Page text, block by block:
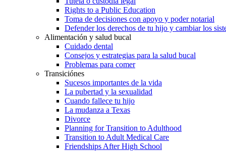
Rights to a Public Education
Toma de decisiones con apoyo y poder notarial
Defender los derechos de tu hijo y cambiar los
Alimentación y salud bucal
Cuidado dental
Consejos y estrategias para la salud bucal
Problemas para comer
Transiciónes
Sucesos importantes de la vida
La pubertad y la sexualidad
Cuando fallece tu hijo
La mudanza a Texas
Divorce
Planning for Transition to Adulthood
Transition to Adult Medical Care
Friendships After High School